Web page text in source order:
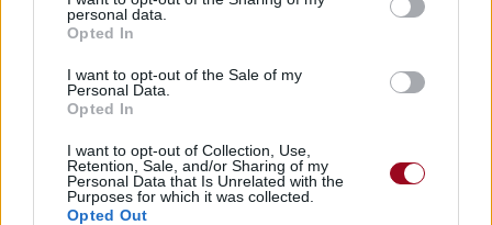
personal data.
Opted In
I want to opt-out of the Sale of my
Personal Data.
Opted In
I want to opt-out of Collection, Use,
Retention, Sale, and/or Sharing of my
Personal Data that Is Unrelated with the
Purposes for which it was collected.
Opted Out